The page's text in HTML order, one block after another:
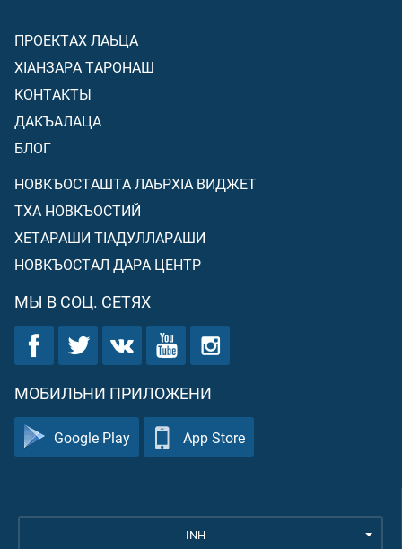
ПРОЕКТАХ ЛАЬЦА
ХIАНЗАРА ТАРОНАШ
КОНТАКТЫ
ДАКЪАЛАЦА
БЛОГ
НОВКЪОСТАШТА ЛАЬРХIА ВИДЖЕТ
ТХА НОВКЪОСТИЙ
ХЕТАРАШИ ТIАДУЛЛАРАШИ
НОВКЪОСТАЛ ДАРА ЦЕНТР
МЫ В СОЦ. СЕТЯХ
МОБИЛЬНИ ПРИЛОЖЕНИ
Google Play App Store
INH